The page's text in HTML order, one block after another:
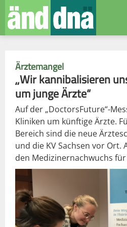
Ärztemangel
„Wir kannibalisieren
um junge Ärzte“
Auf der „DoctorsFuture“-
Kliniken um künftige Ärzte.
Bereich sind die neue
und die KV Sachsen vor Ort.
den Medizinernachwuchs